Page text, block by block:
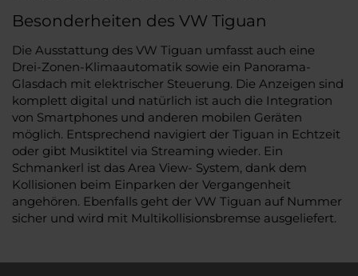
Besonderheiten des VW Tiguan
Die Ausstattung des VW Tiguan umfasst auch eine
Drei-Zonen-Klimaautomatik sowie ein Panorama-
Glasdach mit elektrischer Steuerung. Die Anzeigen sind
komplett digital und natürlich ist auch die Integration
von Smartphones und anderen mobilen Geräten
möglich. Entsprechend navigiert der Tiguan in Echtzeit
oder gibt Musiktitel via Streaming wieder. Ein
Schmankerl ist das Area View- System, dank dem
Kollisionen beim Einparken der Vergangenheit
angehören. Ebenfalls geht der VW Tiguan auf Nummer
sicher und wird mit Multikollisionsbremse ausgeliefert.